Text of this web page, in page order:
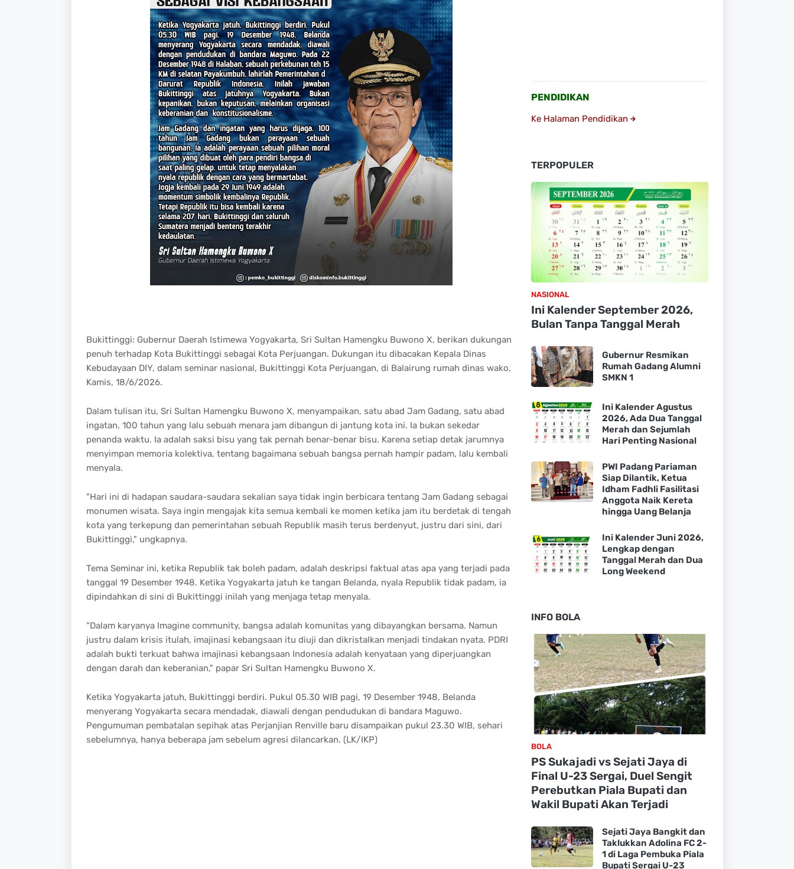
Bukittinggi: Gubernur Daerah Istimewa Yogyakarta, Sri Sultan Hamengku Buwono X, berikan dukungan
penuh terhadap Kota Bukittinggi sebagai Kota Perjuangan. Dukungan itu dibacakan Kepala Dinas
Kebudayaan DIY, dalam seminar nasional, Bukittinggi Kota Perjuangan, di Balairung rumah dinas wako,
Kamis, 18/6/2026.
Dalam tulisan itu, Sri Sultan Hamengku Buwono X, menyampaikan, satu abad Jam Gadang, satu abad
ingatan. 100 tahun yang lalu sebuah menara jam dibangun di jantung kota ini. Ia bukan sekedar
penanda waktu. Ia adalah saksi bisu yang tak pernah benar-benar bisu. Karena setiap detak jarumnya
menyimpan memoria kolektiva, tentang bagaimana sebuah bangsa pernah hampir padam, lalu kembali
menyala.
"Hari ini di hadapan saudara-saudara sekalian saya tidak ingin berbicara tentang Jam Gadang sebagai
monumen wisata. Saya ingin mengajak kita semua kembali ke momen ketika jam itu berdetak di tengah
kota yang terkepung dan pemerintahan sebuah Republik masih terus berdenyut, justru dari sini, dari
Bukittinggi," ungkapnya.
Tema Seminar ini, ketika Republik tak boleh padam, adalah deskripsi faktual atas apa yang terjadi pada
tanggal 19 Desember 1948. Ketika Yogyakarta jatuh ke tangan Belanda, nyala Republik tidak padam, ia
dipindahkan di sini di Bukittinggi inilah yang menjaga tetap menyala.
"Dalam karyanya Imagine community, bangsa adalah komunitas yang dibayangkan bersama. Namun
justru dalam krisis itulah, imajinasi kebangsaan itu diuji dan dikristalkan menjadi tindakan nyata. PDRI
adalah bukti terkuat bahwa imajinasi kebangsaan Indonesia adalah kenyataan yang diperjuangkan
dengan darah dan keberanian," papar Sri Sultan Hamengku Buwono X.
Ketika Yogyakarta jatuh, Bukittinggi berdiri. Pukul 05.30 WIB pagi, 19 Desember 1948, Belanda
menyerang Yogyakarta secara mendadak, diawali dengan pendudukan di bandara Maguwo.
Pengumuman pembatalan sepihak atas Perjanjian Renville baru disampaikan pukul 23.30 WIB, sehari
sebelumnya, hanya beberapa jam sebelum agresi dilancarkan. (LK/IKP)
PENDIDIKAN
Ke Halaman Pendidikan
TERPOPULER
NASIONAL
Ini Kalender September 2026,
Bulan Tanpa Tanggal Merah
Gubernur Resmikan
Rumah Gadang Alumni
SMKN 1
Ini Kalender Agustus
2026, Ada Dua Tanggal
Merah dan Sejumlah
Hari Penting Nasional
PWI Padang Pariaman
Siap Dilantik, Ketua
Idham Fadhli Fasilitasi
Anggota Naik Kereta
hingga Uang Belanja
Ini Kalender Juni 2026,
Lengkap dengan
Tanggal Merah dan Dua
Long Weekend
INFO BOLA
BOLA
PS Sukajadi vs Sejati Jaya di
Final U-23 Sergai, Duel Sengit
Perebutkan Piala Bupati dan
Wakil Bupati Akan Terjadi
Sejati Jaya Bangkit dan
Taklukkan Adolina FC 2-
1 di Laga Pembuka Piala
Bupati Sergai U-23